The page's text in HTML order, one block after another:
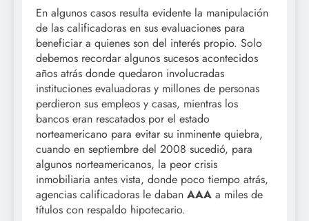
En algunos casos resulta evidente la manipulación
de las calificadoras en sus evaluaciones para
beneficiar a quienes son del interés propio. Solo
debemos recordar algunos sucesos acontecidos
años atrás donde quedaron involucradas
instituciones evaluadoras y millones de personas
perdieron sus empleos y casas, mientras los
bancos eran rescatados por el estado
norteamericano para evitar su inminente quiebra,
cuando en septiembre del 2008 sucedió, para
algunos norteamericanos, la peor crisis
inmobiliaria antes vista, donde poco tiempo atrás,
agencias calificadoras le daban AAA a miles de
títulos con respaldo hipotecario.